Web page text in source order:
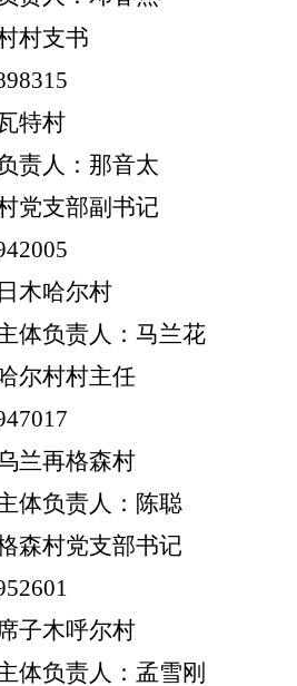
村支书
特村
责人：那音太
党支部副书记
木哈尔村
体负责人：马兰花
尔村村主任
兰再格森村
体负责人：陈聪
森村党支部书记
子木呼尔村
体负责人：孟雪刚